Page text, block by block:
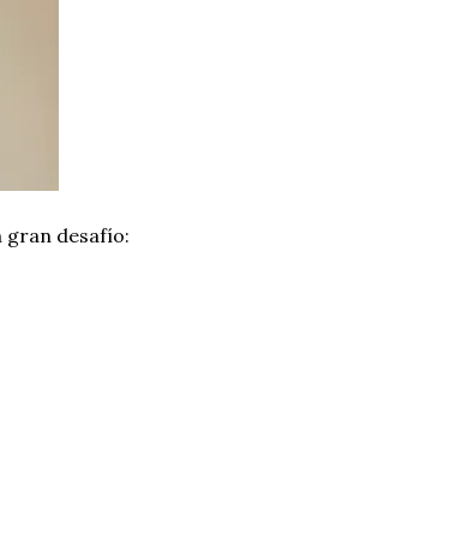
gran desafío: